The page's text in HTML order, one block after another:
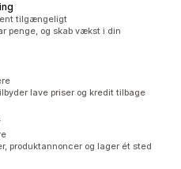
tilgængeligt
penge, og skab vækst i din
lave priser og kredit tilbage
produktannoncer og lager ét sted